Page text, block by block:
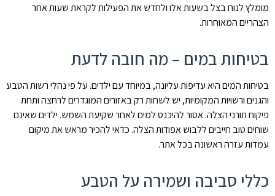
מומלץ לנוח בצל בשעות אלו ולחדש את הפעילות לקראת שעות אחר
הצהריים המאוחרות.
בטיחות במים – מה חובה לדעת
בטיחות המים היא עדיפות עליונה, במיוחד עם ילדים. על פי נהלי רשות הטבע
והגנים ורשויות המקומיות, יש לשחות רק באזורים המוגדרים לרחצה ותחת
פיקוח תורני הצלה. אסור להיכנס למים לאחר שקיעת השמש. ילדים שאינם
שוחים טוב חייבים ללבוש אפודות הצלה. כדאי להכיר מראש את מיקום
עמדות עזרה ראשונה בכל אתר.
כללי סביבה ושמירה על הטבע